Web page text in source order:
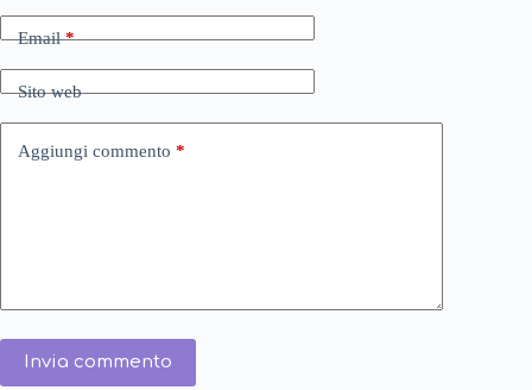
Email*
Sito web
Aggiungi commento *
Invia commento